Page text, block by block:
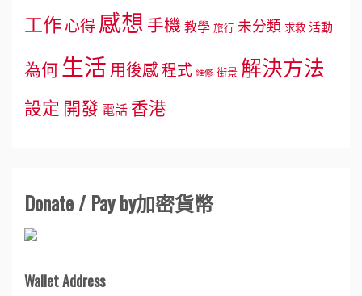
工作心得感想手機教學 旅行 未分類求救活動
為何生活用後感程式 維修 街景 解決方法
設定 開發電話香港
Donate / Pay by加密貨幣
Wallet Address